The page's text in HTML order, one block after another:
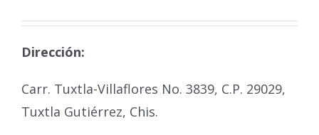
Dirección:
Carr. Tuxtla-Villaflores No. 3839, C.P. 29029,
Tuxtla Gutiérrez, Chis.